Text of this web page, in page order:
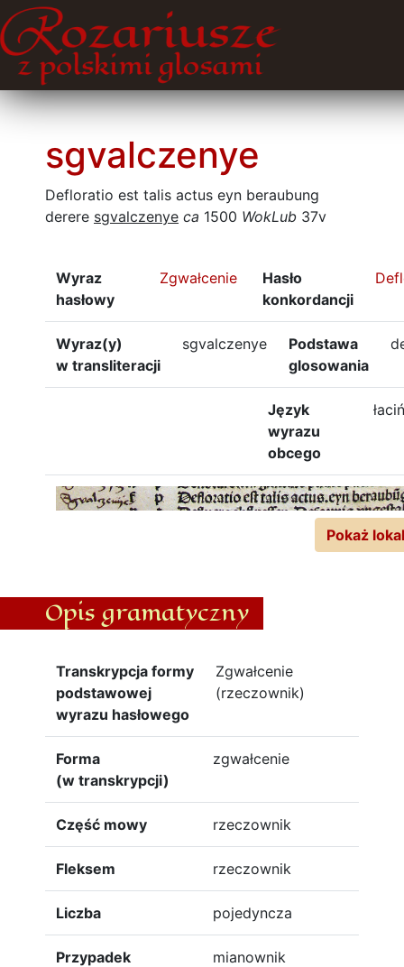
sgvalczenye
Defloratio est talis actus eyn beraubung
derere sgvalczenye ca 1500 WokLub 37v
Wyraz
hasłowy
Zgwałcenie
Hasło
konkordancji
Wyraz(y)
w transliteracji
sgvalczenye
Podstawa
glosowania
Język
wyrazu
obcego
Pokaż
Opis gramatyczny
Transkrypcja formy
podstawowej
wyrazu hasłowego
Zgwałcenie
(rzeczownik)
Forma
(w transkrypcji)
zgwałcenie
Część mowy rzeczownik
Fleksem rzeczownik
Liczba pojedyncza
Przypadek mianownik